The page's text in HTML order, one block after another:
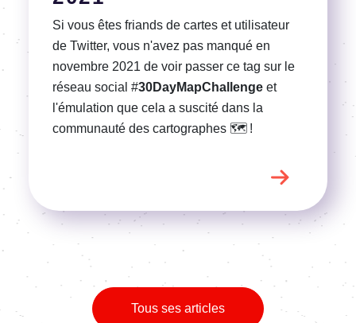
Si vous êtes friands de cartes et utilisateur
de Twitter, vous n'avez pas manqué en
novembre 2021 de voir passer ce tag sur le
réseau social #30DayMapChallenge et
l'émulation que cela a suscité dans la
communauté des cartographes 🗺️ !
Tous ses articles